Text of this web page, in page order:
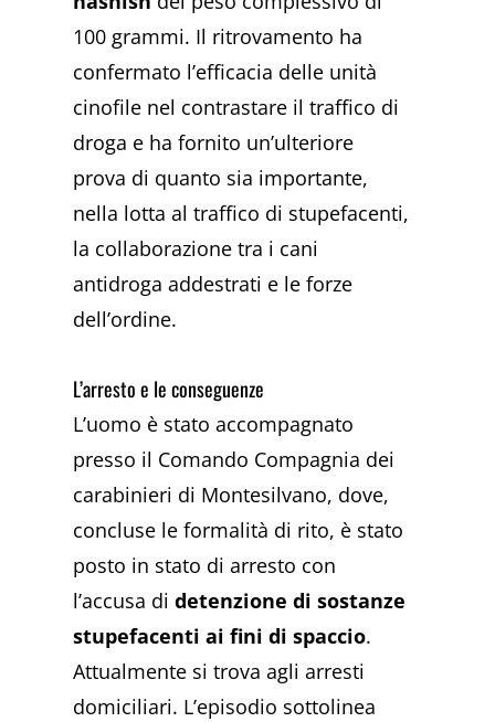
100 grammi. Il ritrovamento ha
confermato l’efficacia delle unità
cinofile nel contrastare il traffico di
droga e ha fornito un’ulteriore
prova di quanto sia importante,
nella lotta al traffico di stupefacenti,
la collaborazione tra i cani
antidroga addestrati e le forze
dell’ordine.
L’arresto e le conseguenze
L’uomo è stato accompagnato
presso il Comando Compagnia dei
carabinieri di Montesilvano, dove,
concluse le formalità di rito, è stato
posto in stato di arresto con
l’accusa didetenzione di sostanze
stupefacenti ai fini di spaccio.
Attualmente si trova agli arresti
domiciliari. L’episodio sottolinea